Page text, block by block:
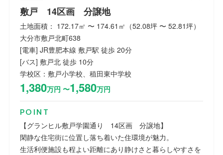
敷戸 14区画 分譲地
土地面積： 172.17㎡ 〜 174.61㎡（52.08坪 〜 52.81坪）
大分市敷戸北町638
[電車] JR豊肥本線 敷戸駅 徒歩 20分
[バス] 敷戸北 徒歩 10分
学校区：敷戸小学校、稙田東中学校
1,380万円 〜1,580万円
POINT
【グランヒル敷戸学園通り 14区画 分譲地】
閑静な住宅街に位置し落ち着いた住環境が魅力。
生活利便施設も程よい距離にあり静けさと暮らしやすさを